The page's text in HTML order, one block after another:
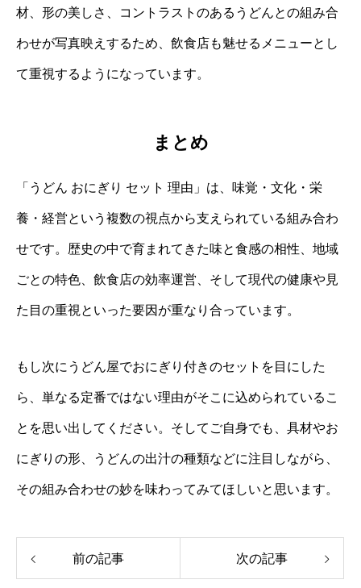
材、形の美しさ、コントラストのあるうどんとの組み合
わせが写真映えするため、飲食店も魅せるメニューとし
て重視するようになっています。
まとめ
「うどん おにぎり セット 理由」は、味覚・文化・栄
養・経営という複数の視点から支えられている組み合わ
せです。歴史の中で育まれてきた味と食感の相性、地域
ごとの特色、飲食店の効率運営、そして現代の健康や見
た目の重視といった要因が重なり合っています。
もし次にうどん屋でおにぎり付きのセットを目にした
ら、単なる定番ではない理由がそこに込められているこ
とを思い出してください。そしてご自身でも、具材やお
にぎりの形、うどんの出汁の種類などに注目しながら、
その組み合わせの妙を味わってみてほしいと思います。
前の記事 次の記事